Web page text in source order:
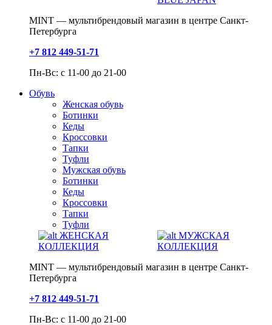
MINT — мультибрендовый магазин в центре Санкт-
Петербурга
+7 812 449-51-71
Пн-Вс: с 11-00 до 21-00
Обувь
Женская обувь
Ботинки
Кеды
Кроссовки
Тапки
Туфли
Мужская обувь
Ботинки
Кеды
Кроссовки
Тапки
Туфли
ЖЕНСКАЯ
КОЛЛЕКЦИЯ
МУЖСКАЯ
КОЛЛЕКЦИЯ
MINT — мультибрендовый магазин в центре Санкт-
Петербурга
+7 812 449-51-71
Пн-Вс: с 11-00 до 21-00